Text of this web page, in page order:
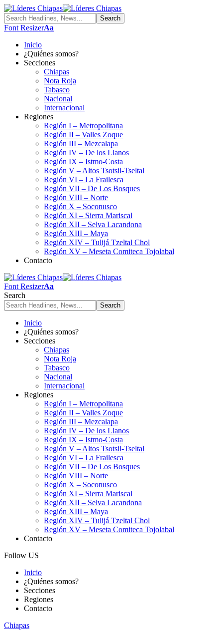
Font ResizerAa
Inicio
¿Quiénes somos?
Secciones
Chiapas
Nota Roja
Tabasco
Nacional
Internacional
Regiones
Región I – Metropolitana
Región II – Valles Zoque
Región III – Mezcalapa
Región IV – De los Llanos
Región IX – Istmo-Costa
Región V – Altos Tsotsil-Tseltal
Región VI – La Frailesca
Región VII – De Los Bosques
Región VIII – Norte
Región X – Soconusco
Región XI – Sierra Mariscal
Región XII – Selva Lacandona
Región XIII – Maya
Región XIV – Tulijá Tzeltal Chol
Región XV – Meseta Comiteca Tojolabal
Contacto
Font ResizerAa
Search
Inicio
¿Quiénes somos?
Secciones
Chiapas
Nota Roja
Tabasco
Nacional
Internacional
Regiones
Región I – Metropolitana
Región II – Valles Zoque
Región III – Mezcalapa
Región IV – De los Llanos
Región IX – Istmo-Costa
Región V – Altos Tsotsil-Tseltal
Región VI – La Frailesca
Región VII – De Los Bosques
Región VIII – Norte
Región X – Soconusco
Región XI – Sierra Mariscal
Región XII – Selva Lacandona
Región XIII – Maya
Región XIV – Tulijá Tzeltal Chol
Región XV – Meseta Comiteca Tojolabal
Contacto
Follow US
Inicio
¿Quiénes somos?
Secciones
Regiones
Contacto
Chiapas